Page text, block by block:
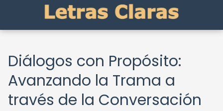
Diálogos con Propósito:
Avanzando la Trama a
través de la Conversación